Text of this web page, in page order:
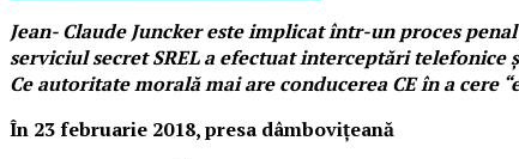
Jean- Claude Juncker este implicat într-un proces
serviciul secret SREL a efectuat interceptări
Ce autoritate morală mai are conducerea CE în a cere
În 23 februarie 2018, presa dâmbovițeană